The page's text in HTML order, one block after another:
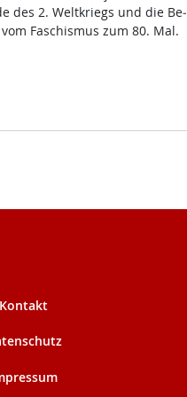
des 2. Welt­kriegs und die Be­
Fa­schis­mus zum 80. Mal.
Kontakt